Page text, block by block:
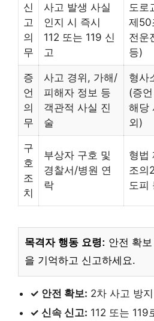
신
고
의
무
사고 발생 사실
인지 시 즉시
112 또는 119 신
고
도로
제50
전운
등)
증
언
의
무
사고 경위, 가해/
피해자 정보 등
객관적 사실 진
술
형사
(증
해당
외)
구
호
조
치
부상자 구호 및
경찰서/병원 연
락
형법
조의
도피
목격자 행동 요령: 안전 확
을 기억하고 신고하세요.
✓ 안전 확보: 2차 사고 방
✓ 신속 신고: 112 또는 119